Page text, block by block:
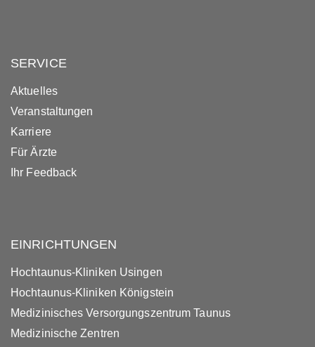
SERVICE
Aktuelles
Veranstaltungen
Karriere
Für Ärzte
Ihr Feedback
EINRICHTUNGEN
Hochtaunus-Kliniken Usingen
Hochtaunus-Kliniken Königstein
Medizinisches Versorgungszentrum Taunus
Medizinische Zentren